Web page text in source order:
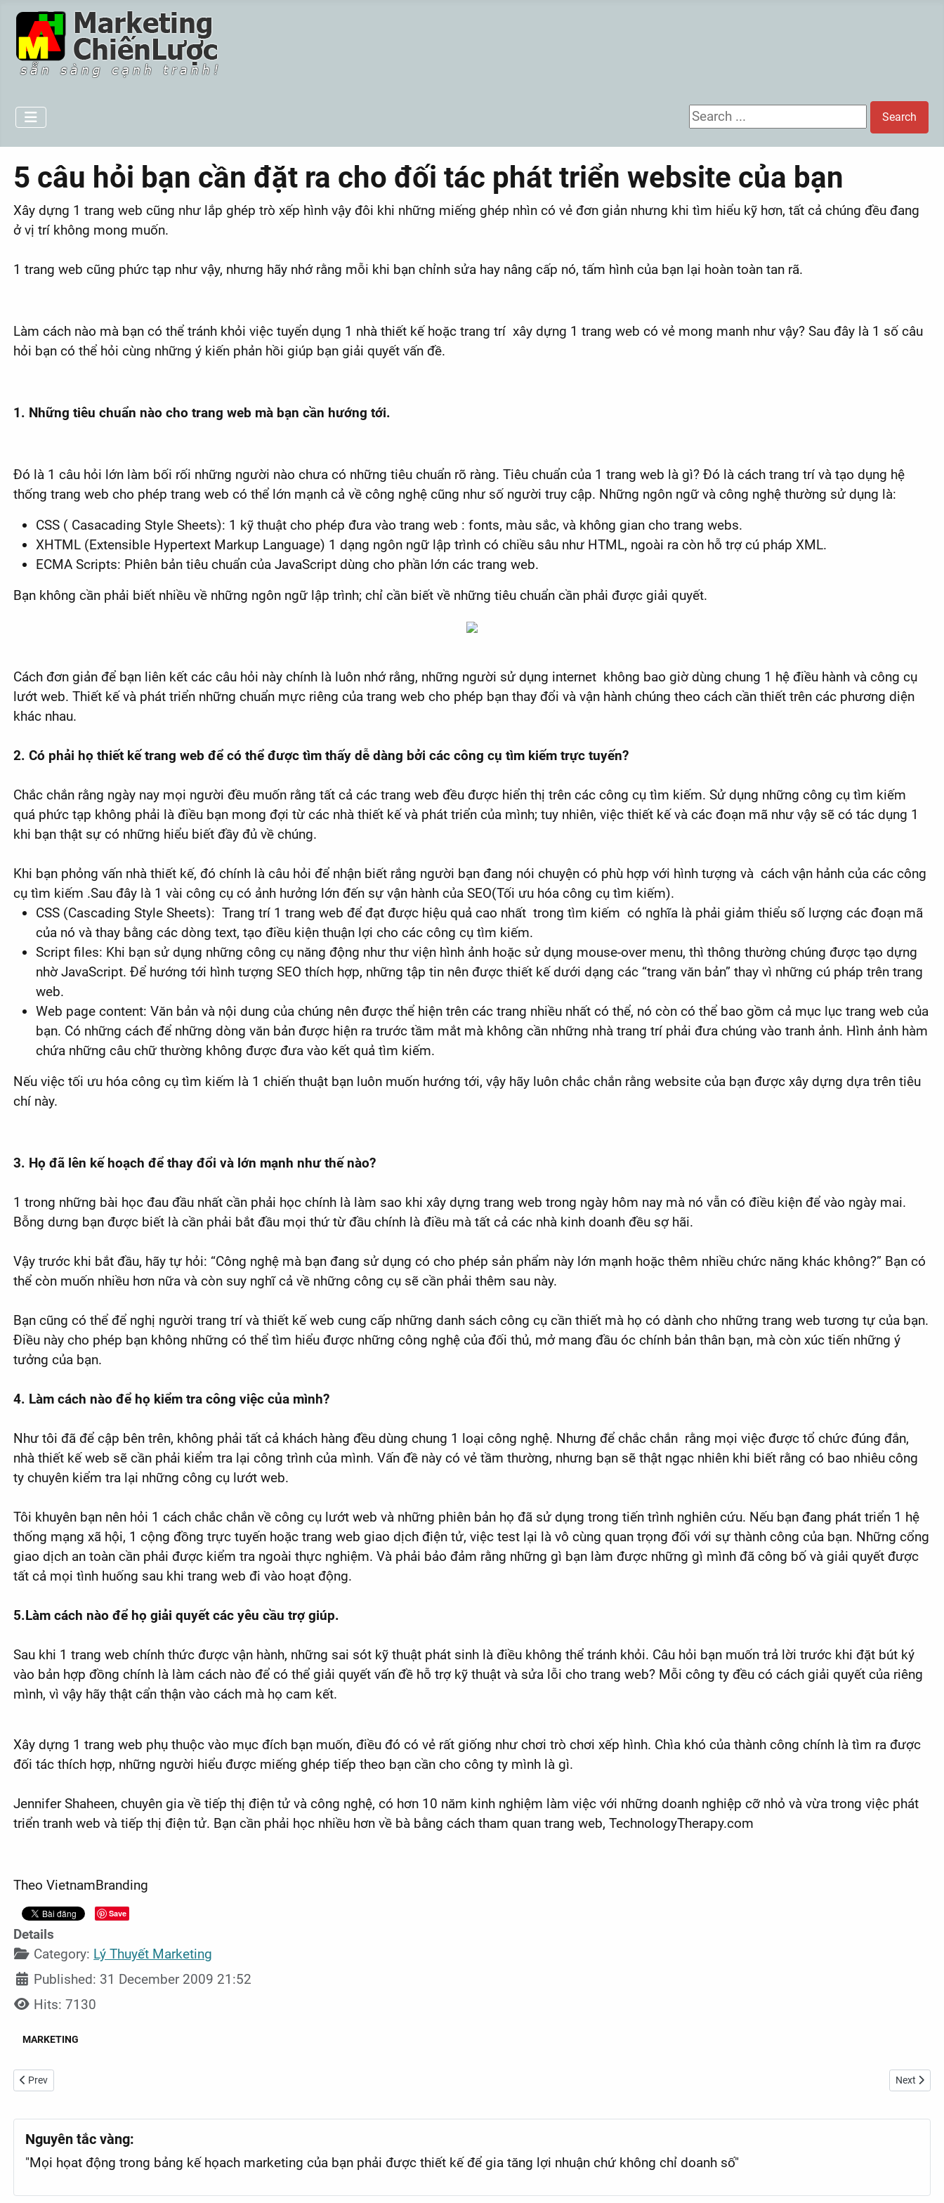
Search ... Search
5 câu hỏi bạn cần đặt ra cho đối tác phát triển website của bạn
Xây dựng 1 trang web cũng như lắp ghép trò xếp hình vậy đôi khi những miếng ghép nhìn có vẻ đơn giản nhưng khi tìm hiểu kỹ hơn, tất cả chúng đều đang
ở vị trí không mong muốn.
1 trang web cũng phức tạp như vậy, nhưng hãy nhớ rằng mỗi khi bạn chỉnh sửa hay nâng cấp nó, tấm hình của bạn lại hoàn toàn tan rã.
Làm cách nào mà bạn có thể tránh khỏi việc tuyển dụng 1 nhà thiết kế hoặc trang trí xây dựng 1 trang web có vẻ mong manh như vậy? Sau đây là 1 số câu
hỏi bạn có thể hỏi cùng những ý kiến phản hồi giúp bạn giải quyết vấn đề.
1. Những tiêu chuẩn nào cho trang web mà bạn cần hướng tới.
Đó là 1 câu hỏi lớn làm bối rối những người nào chưa có những tiêu chuẩn rõ ràng. Tiêu chuẩn của 1 trang web là gì? Đó là cách trang trí và tạo dụng hệ
thống trang web cho phép trang web có thể lớn mạnh cả về công nghệ cũng như số người truy cập. Những ngôn ngữ và công nghệ thường sử dụng là:
CSS ( Casacading Style Sheets): 1 kỹ thuật cho phép đưa vào trang web : fonts, màu sắc, và không gian cho trang webs.
XHTML (Extensible Hypertext Markup Language) 1 dạng ngôn ngữ lập trình có chiều sâu như HTML, ngoài ra còn hỗ trợ cú pháp XML.
ECMA Scripts: Phiên bản tiêu chuẩn của JavaScript dùng cho phần lớn các trang web.
Bạn không cần phải biết nhiều về những ngôn ngữ lập trình; chỉ cần biết về những tiêu chuẩn cần phải được giải quyết.
Cách đơn giản để bạn liên kết các câu hỏi này chính là luôn nhớ rằng, những người sử dụng internet không bao giờ dùng chung 1 hệ điều hành và công cụ
lướt web. Thiết kế và phát triển những chuẩn mực riêng của trang web cho phép bạn thay đổi và vận hành chúng theo cách cần thiết trên các phương diện
khác nhau.
2. Có phải họ thiết kế trang web để có thể được tìm thấy dễ dàng bởi các công cụ tìm kiếm trực tuyến?
Chắc chắn rằng ngày nay mọi người đều muốn rằng tất cả các trang web đều được hiển thị trên các công cụ tìm kiếm. Sử dụng những công cụ tìm kiếm
quá phức tạp không phải là điều bạn mong đợi từ các nhà thiết kế và phát triển của mình; tuy nhiên, việc thiết kế và các đoạn mã như vậy sẽ có tác dụng 1
khi bạn thật sự có những hiểu biết đầy đủ về chúng.
Khi bạn phỏng vấn nhà thiết kế, đó chính là câu hỏi để nhận biết rắng người bạn đang nói chuyện có phù hợp với hình tượng và cách vận hảnh của các công
cụ tìm kiếm .Sau đây là 1 vài công cụ có ảnh hưởng lớn đến sự vận hành của SEO(Tối ưu hóa công cụ tìm kiếm).
CSS (Cascading Style Sheets): Trang trí 1 trang web để đạt được hiệu quả cao nhất trong tìm kiếm có nghĩa là phải giảm thiểu số lượng các đoạn mã
của nó và thay bằng các dòng text, tạo điều kiện thuận lợi cho các công cụ tìm kiếm.
Script files: Khi bạn sử dụng những công cụ năng động như thư viện hình ảnh hoặc sử dụng mouse-over menu, thì thông thường chúng được tạo dựng
nhờ JavaScript. Để hướng tới hình tượng SEO thích hợp, những tập tin nên được thiết kế dưới dạng các “trang văn bản” thay vì những cú pháp trên trang
web.
Web page content: Văn bản và nội dung của chúng nên được thể hiện trên các trang nhiều nhất có thể, nó còn có thể bao gồm cả mục lục trang web của
bạn. Có những cách để những dòng văn bản được hiện ra trước tầm mắt mà không cần những nhà trang trí phải đưa chúng vào tranh ảnh. Hình ảnh hàm
chứa những câu chữ thường không được đưa vào kết quả tìm kiếm.
Nếu việc tối ưu hóa công cụ tìm kiếm là 1 chiến thuật bạn luôn muốn hướng tới, vậy hãy luôn chắc chắn rằng website của bạn được xây dựng dựa trên tiêu
chí này.
3. Họ đã lên kế hoạch để thay đổi và lớn mạnh như thế nào?
1 trong những bài học đau đầu nhất cần phải học chính là làm sao khi xây dựng trang web trong ngày hôm nay mà nó vẫn có điều kiện để vào ngày mai.
Bỗng dưng bạn được biết là cần phải bắt đầu mọi thứ từ đầu chính là điều mà tất cả các nhà kinh doanh đều sợ hãi.
Vậy trước khi bắt đầu, hãy tự hỏi: “Công nghệ mà bạn đang sử dụng có cho phép sản phẩm này lớn mạnh hoặc thêm nhiều chức năng khác không?” Bạn có
thể còn muốn nhiều hơn nữa và còn suy nghĩ cả về những công cụ sẽ cần phải thêm sau này.
Bạn cũng có thể để nghị người trang trí và thiết kế web cung cấp những danh sách công cụ cần thiết mà họ có dành cho những trang web tương tự của bạn.
Điều này cho phép bạn không những có thể tìm hiểu được những công nghệ của đối thủ, mở mang đầu óc chính bản thân bạn, mà còn xúc tiến những ý
tưởng của bạn.
4. Làm cách nào để họ kiểm tra công việc của mình?
Như tôi đã để cập bên trên, không phải tất cả khách hàng đều dùng chung 1 loại công nghệ. Nhưng để chắc chắn rằng mọi việc được tổ chức đúng đắn,
nhà thiết kế web sẽ cần phải kiểm tra lại công trình của mình. Vấn đề này có vẻ tầm thường, nhưng bạn sẽ thật ngạc nhiên khi biết rằng có bao nhiêu công
ty chuyên kiểm tra lại những công cụ lướt web.
Tôi khuyên bạn nên hỏi 1 cách chắc chắn về công cụ lướt web và những phiên bản họ đã sử dụng trong tiến trình nghiên cứu. Nếu bạn đang phát triển 1 hệ
thống mạng xã hội, 1 cộng đồng trực tuyến hoặc trang web giao dịch điện tử, việc test lại là vô cùng quan trọng đối với sự thành công của bạn. Những cổng
giao dịch an toàn cần phải được kiểm tra ngoài thực nghiệm. Và phải bảo đảm rằng những gì bạn làm được những gì mình đã công bố và giải quyết được
tất cả mọi tình huống sau khi trang web đi vào hoạt động.
5.Làm cách nào để họ giải quyết các yêu cầu trợ giúp.
Sau khi 1 trang web chính thức được vận hành, những sai sót kỹ thuật phát sinh là điều không thể tránh khỏi. Câu hỏi bạn muốn trả lời trước khi đặt bút ký
vào bản hợp đồng chính là làm cách nào để có thể giải quyết vấn đề hỗ trợ kỹ thuật và sửa lỗi cho trang web? Mỗi công ty đều có cách giải quyết của riêng
mình, vì vậy hãy thật cẩn thận vào cách mà họ cam kết.
Xây dựng 1 trang web phụ thuộc vào mục đích bạn muốn, điều đó có vẻ rất giống như chơi trò chơi xếp hình. Chìa khó của thành công chính là tìm ra được
đối tác thích hợp, những người hiểu được miếng ghép tiếp theo bạn cần cho công ty mình là gì.
Jennifer Shaheen, chuyên gia về tiếp thị điện tử và công nghệ, có hơn 10 năm kinh nghiệm làm việc với những doanh nghiệp cỡ nhỏ và vừa trong việc phát
triển tranh web và tiếp thị điện tử. Bạn cần phải học nhiều hơn về bà bằng cách tham quan trang web, TechnologyTherapy.com
Theo VietnamBranding
Save
Details
Category: Lý Thuyết Marketing
Published: 31 December 2009 21:52
Hits: 7130
MARKETING
Previous article: Bảy sai lầm Marketing cần tránh trong ngày nghỉ lễ
Prev Next
Next
Nguyên tắc vàng:
"Mọi họat động trong bảng kế họach marketing của bạn phải được thiết kế để gia tăng lợi nhuận chứ không chỉ doanh số"